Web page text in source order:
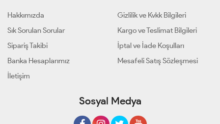
Hakkımızda
Sık Sorulan Sorular
Sipariş Takibi
Banka Hesaplarımız
İletişim
Gizlilik ve Kvkk Bilgileri
Kargo ve Teslimat Bilgileri
İptal ve İade Koşulları
Mesafeli Satış Sözleşmesi
Sosyal Medya